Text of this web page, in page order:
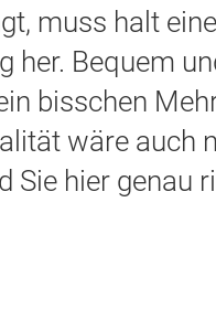
muss halt
her. Bequem
bisschen
wäre auch
Sie hier genau